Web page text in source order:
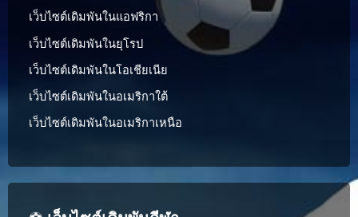
เว็บไซต์เดิมพันในแอฟริกา
เว็บไซต์เดิมพันในยุโรป
เว็บไซต์เดิมพันในโอเชียเนีย
เว็บไซต์เดิมพันในอเมริกาใต้
เว็บไซต์เดิมพันในอเมริกาเหนือ